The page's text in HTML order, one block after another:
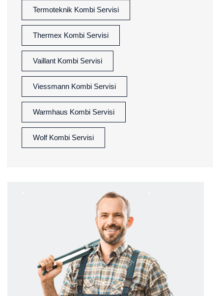
Termoteknik Kombi Servisi
Thermex Kombi Servisi
Vaillant Kombi Servisi
Viessmann Kombi Servisi
Warmhaus Kombi Servisi
Wolf Kombi Servisi